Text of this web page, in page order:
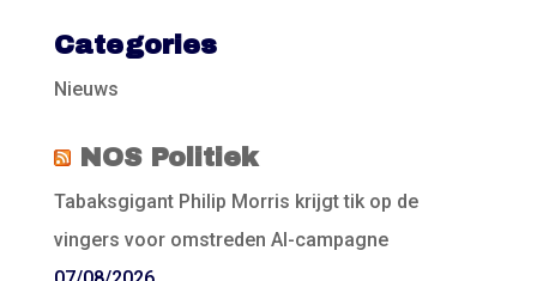
Categories
Nieuws
NOS Politiek
Tabaksgigant Philip Morris krijgt tik op de
vingers voor omstreden AI-campagne